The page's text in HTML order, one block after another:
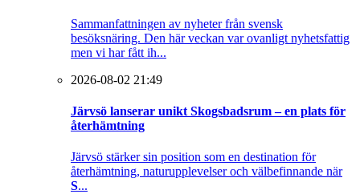
Sammanfattningen av nyheter från svensk
besöksnäring. Den här veckan var ovanligt nyhetsfattig
men vi har fått ih...
2026-08-02 21:49
Järvsö lanserar unikt Skogsbadsrum – en plats för
återhämtning
Järvsö stärker sin position som en destination för
återhämtning, naturupplevelser och välbefinnande när
S...